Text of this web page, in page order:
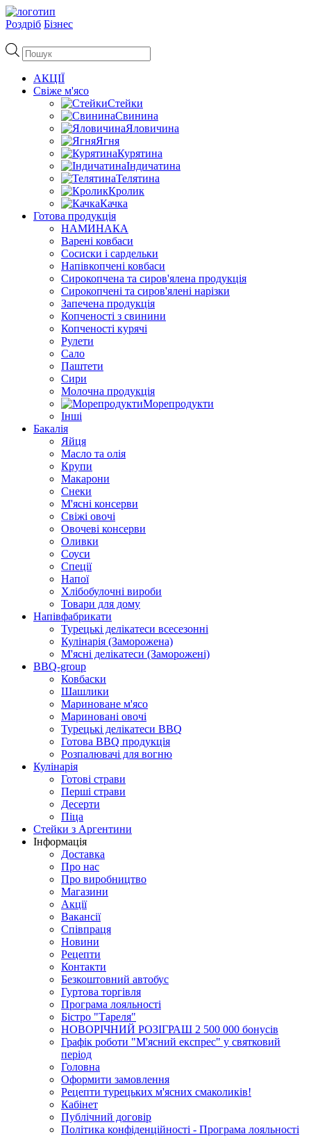
Роздріб Бізнес
Пошук
товарів
АКЦІЇ
Свіже м'ясо
Стейки
Свинина
Яловичина
Ягня
Курятина
Індичатина
Телятина
Кролик
Качка
Готова продукція
НАМИНАКА
Варені ковбаси
Сосиски і сардельки
Напівкопчені ковбаси
Сирокопчена та сиров'ялена продукція
Сирокопчені та сиров'ялені нарізки
Запечена продукція
Копченості з свинини
Копченості курячі
Рулети
Сало
Паштети
Сири
Молочна продукція
Морепродукти
Інші
Бакалія
Яйця
Масло та олія
Крупи
Макарони
Снеки
М'ясні консерви
Свіжі овочі
Овочеві консерви
Оливки
Соуси
Спеції
Напої
Хлібобулочні вироби
Товари для дому
Напівфабрикати
Турецькі делікатеси всесезонні
Кулінарія (Заморожена)
М'ясні делікатеси (Заморожені)
BBQ-group
Ковбаски
Шашлики
Мариноване м'ясо
Мариновані овочі
Турецькі делікатеси BBQ
Готова BBQ продукція
Розпалювачі для вогню
Кулінарія
Готові страви
Перші страви
Десерти
Піца
Стейки з Аргентини
Інформація
Доставка
Про нас
Про виробництво
Магазини
Акції
Вакансії
Співпраця
Новини
Рецепти
Контакти
Безкоштовний автобус
Гуртова торгівля
Програма лояльності
Бістро "Тареля"
НОВОРІЧНИЙ РОЗІГРАШ 2 500 000 бонусів
Графік роботи "М'ясний експрес" у святковий
період
Головна
Оформити замовлення
Рецепти турецьких м'ясних смаколиків!
Кабінет
Публічний договір
Політика конфіденційності - Програма лояльності